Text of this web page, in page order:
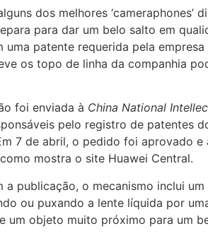
dos melhores ‘cameraphones’
para dar um belo salto em
uma patente requerida pela
os topo de linha da companhia
foi enviada à China National
pelo registro de patentes
7 de abril, o pedido foi aprovado
mostra o site Huawei Central.
a publicação, o mecanismo inclui
ou puxando a lente líquida por
um objeto muito próximo para um